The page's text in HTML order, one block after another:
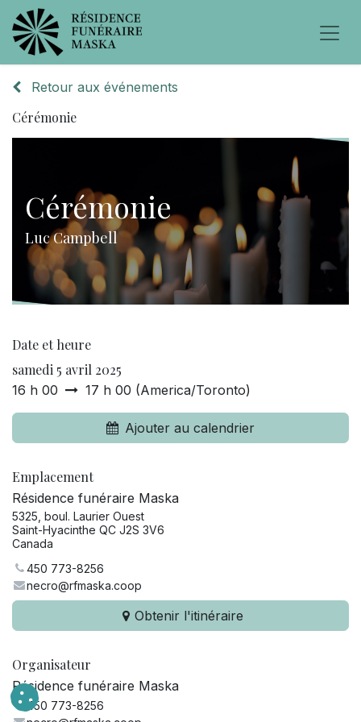
Retour aux événements
Cérémonie
Cérémonie
Luc Campbell
Date et heure
samedi 5 avril 2025
16 h 00 17 h 00 (America/Toronto)
Ajouter au calendrier
Emplacement
Résidence funéraire Maska
5325, boul. Laurier Ouest
Saint-Hyacinthe QC J2S 3V6
Canada
450 773-8256
necro@rfmaska.coop
Obtenir l'itinéraire
Organisateur
Résidence funéraire Maska
450 773-8256